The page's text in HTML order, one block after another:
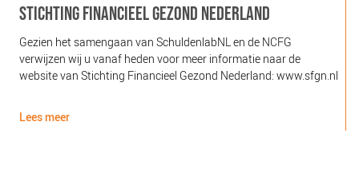
STICHTING FINANCIEEL GEZOND NEDERLAND
Gezien het samengaan van SchuldenlabNL en de NCFG
verwijzen wij u vanaf heden voor meer informatie naar de
website van Stichting Financieel Gezond Nederland: www.sfgn.nl
Lees meer